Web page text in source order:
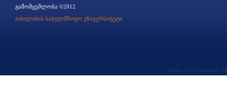
გამომცემლობა ©2012
თბილისის სახელმწიფო უნივერსიტეტი
Design: Elene Shengelaia;